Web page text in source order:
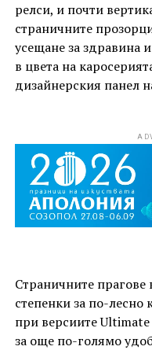
релси, и почти
страничните
усещане за здравина
в цвета на
дизайнерския панел
Страничните
степенки за по-лесно
при версиите Ultimate
за още по-голямо